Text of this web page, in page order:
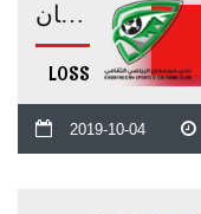
خورفكان
LOSS
2019-10-04